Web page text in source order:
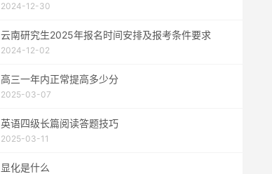
2024-12-30
云南研究生2025年报名时间安排及报考条件要求
2024-12-02
高三一年内正常提高多少分
2025-03-07
英语四级长篇阅读答题技巧
2025-03-11
显化是什么